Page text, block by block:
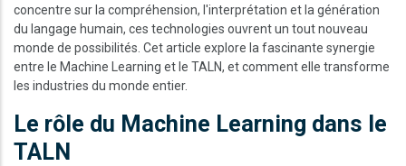
concentre sur la compréhension, l'interprétation et la génération
du langage humain, ces technologies ouvrent un tout nouveau
monde de possibilités. Cet article explore la fascinante synergie
entre le Machine Learning et le TALN, et comment elle transforme
les industries du monde entier.
Le rôle du Machine Learning dans le
TALN